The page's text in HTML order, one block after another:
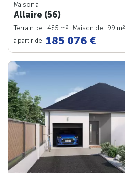
Maison à
Allaire (56)
Terrain de : 485 m2 | Maison de : 99 m2
à partir de 185 076 €